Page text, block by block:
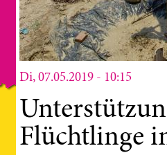
Di, 07.05.2019 - 10:15
Flüchtlinge